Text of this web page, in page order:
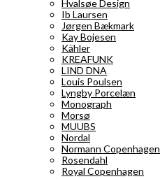
Hvalsøe Design
Ib Laursen
Jørgen Bækmark
Kay Bojesen
Kähler
KREAFUNK
LIND DNA
Louis Poulsen
Lyngby Porcelæn
Monograph
Morsø
MUUBS
Nordal
Normann Copenhagen
Rosendahl
Royal Copenhagen